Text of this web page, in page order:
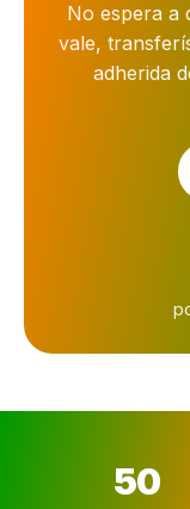
No espera a
vale,
adherida
50